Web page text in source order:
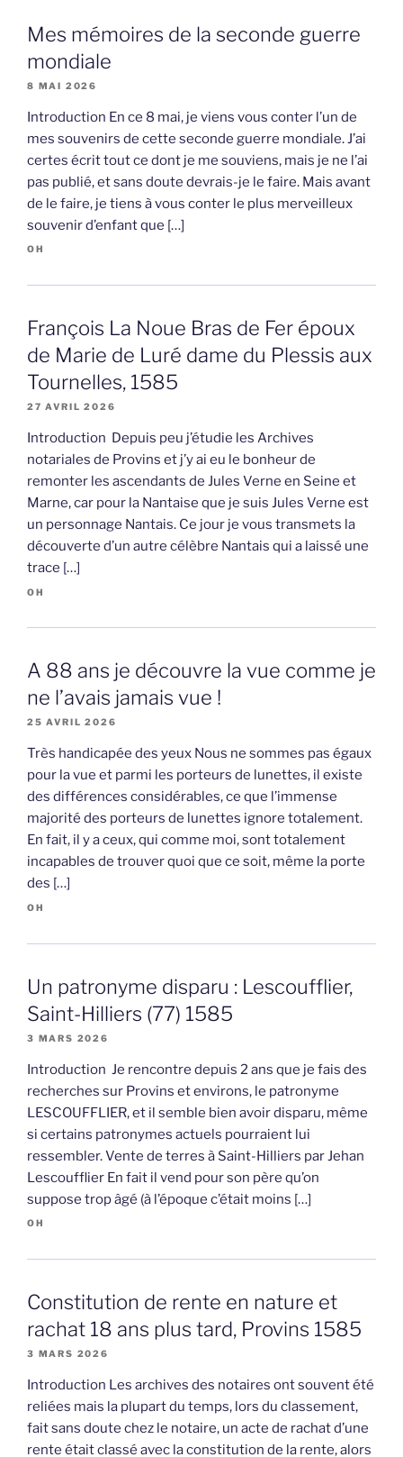
Mes mémoires de la seconde guerre
mondiale
8 MAI 2026
Introduction En ce 8 mai, je viens vous conter l’un de
mes souvenirs de cette seconde guerre mondiale. J’ai
certes écrit tout ce dont je me souviens, mais je ne l’ai
pas publié, et sans doute devrais-je le faire. Mais avant
de le faire, je tiens à vous conter le plus merveilleux
souvenir d’enfant que […]
OH
François La Noue Bras de Fer époux
de Marie de Luré dame du Plessis aux
Tournelles, 1585
27 AVRIL 2026
Introduction Depuis peu j’étudie les Archives
notariales de Provins et j’y ai eu le bonheur de
remonter les ascendants de Jules Verne en Seine et
Marne, car pour la Nantaise que je suis Jules Verne est
un personnage Nantais. Ce jour je vous transmets la
découverte d’un autre célèbre Nantais qui a laissé une
trace […]
OH
A 88 ans je découvre la vue comme je
ne l’avais jamais vue !
25 AVRIL 2026
Très handicapée des yeux Nous ne sommes pas égaux
pour la vue et parmi les porteurs de lunettes, il existe
des différences considérables, ce que l’immense
majorité des porteurs de lunettes ignore totalement.
En fait, il y a ceux, qui comme moi, sont totalement
incapables de trouver quoi que ce soit, même la porte
des […]
OH
Un patronyme disparu : Lescoufflier,
Saint-Hilliers (77) 1585
3 MARS 2026
Introduction Je rencontre depuis 2 ans que je fais des
recherches sur Provins et environs, le patronyme
LESCOUFFLIER, et il semble bien avoir disparu, même
si certains patronymes actuels pourraient lui
ressembler. Vente de terres à Saint-Hilliers par Jehan
Lescoufflier En fait il vend pour son père qu’on
suppose trop âgé (à l’époque c’était moins […]
OH
Constitution de rente en nature et
rachat 18 ans plus tard, Provins 1585
3 MARS 2026
Introduction Les archives des notaires ont souvent été
reliées mais la plupart du temps, lors du classement,
fait sans doute chez le notaire, un acte de rachat d’une
rente était classé avec la constitution de la rente, alors